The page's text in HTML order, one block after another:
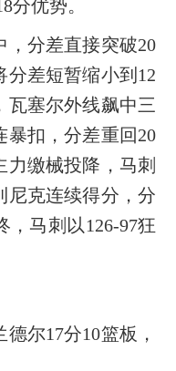
分优势。
，分差直接突破20
差短暂缩小到12
瓦塞尔外线飙中三
暴扣，分差重回20
缴械投降，马刺
尼克连续得分，分
，马刺以126-97狂
尔17分10篮板，